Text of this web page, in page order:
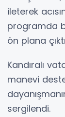
ileterek
programda
ön plana
Kandıralı
manevi
sergilendi.